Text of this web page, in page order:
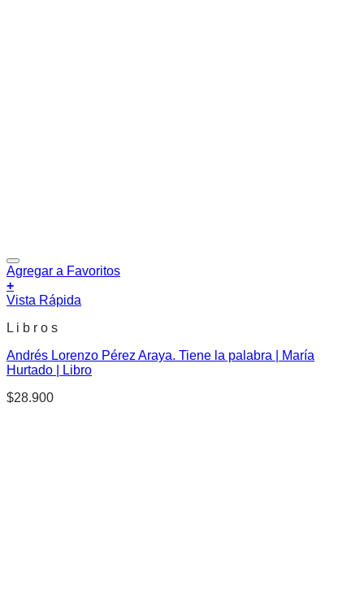
Agregar a Favoritos
+
Vista Rápida
L i b r o s
Andrés Lorenzo Pérez Araya. Tiene la palabra | María
Hurtado | Libro
$28.900